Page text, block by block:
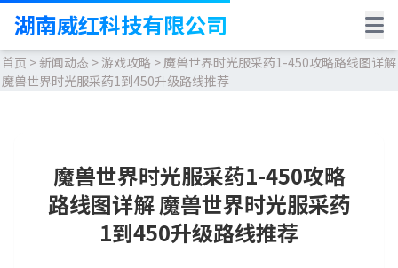
湖南威红科技有限公司
首页 >新闻动态 > 游戏攻略 >魔兽世界时光服采药1-450攻略路线图详解
魔兽世界时光服采药1到450升级路线推荐
魔兽世界时光服采药1-450攻略
路线图详解 魔兽世界时光服采药
1到450升级路线推荐